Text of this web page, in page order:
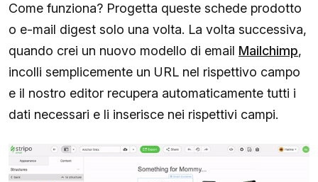
Come funziona? Progetta queste schede prodotto
o e-mail digest solo una volta. La volta successiva,
quando crei un nuovo modello di email Mailchimp,
incolli semplicemente un URL nel rispettivo campo
e il nostro editor recupera automaticamente tutti i
dati necessari e li inserisce nei rispettivi campi.